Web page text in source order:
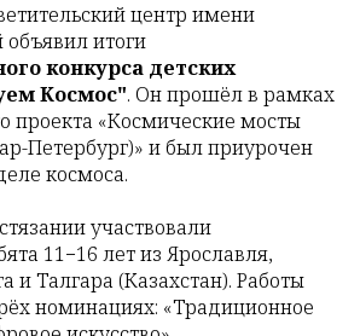
центр имени
итоги
конкурса детских
Космос". Он прошёл в рамках
проекта «Космические мосты
Петербург)» и был приурочен
космоса.
участвовали
11−16 лет из Ярославля,
и Талгара (Казахстан). Работы
номинациях: «Традиционное